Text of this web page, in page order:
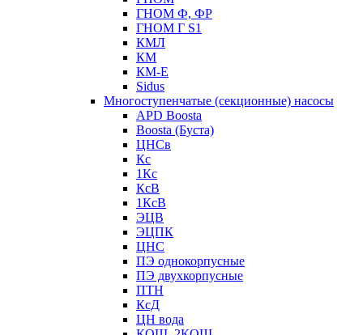
ГНОМ Ф, ФР
ГНОМ Г S1
КМЛ
КМ
КМ-Е
Sidus
Многоступенчатые (секционные) насосы
APD Boosta
Boosta (Буста)
ЦНСв
Кс
1Кс
КсВ
1КсВ
ЭЦВ
ЭЦПК
ЦНС
ПЭ однокорпусные
ПЭ двухкорпусные
ПТН
КсД
ЦН вода